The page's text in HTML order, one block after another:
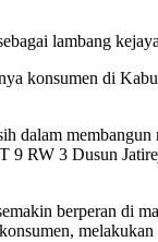
lambang
konsumen di
dalam membangun
9 RW 3 Dusun
berperan di